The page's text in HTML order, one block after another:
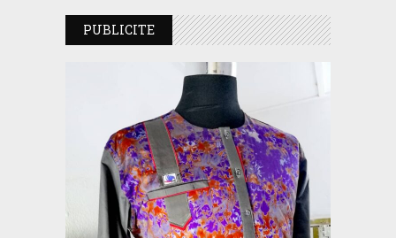
PUBLICITE